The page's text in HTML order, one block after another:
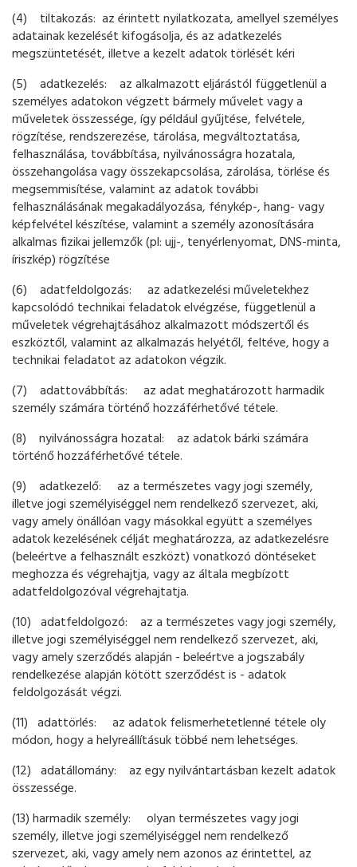
(4) tiltakozás: az érintett nyilatkozata, amellyel személyes
adatainak kezelését kifogásolja, és az adatkezelés
megszüntetését, illetve a kezelt adatok törlését kéri
(5) adatkezelés: az alkalmazott eljárástól függetlenül a
személyes adatokon végzett bármely művelet vagy a
műveletek összessége, így például gyűjtése, felvétele,
rögzítése, rendszerezése, tárolása, megváltoztatása,
felhasználása, továbbítása, nyilvánosságra hozatala,
összehangolása vagy összekapcsolása, zárolása, törlése és
megsemmisítése, valamint az adatok további
felhasználásának megakadályozása, fénykép-, hang- vagy
képfelvétel készítése, valamint a személy azonosítására
alkalmas fizikai jellemzők (pl: ujj-, tenyérlenyomat, DNS-minta,
íriszkép) rögzítése
(6) adatfeldolgozás: az adatkezelési műveletekhez
kapcsolódó technikai feladatok elvégzése, függetlenül a
műveletek végrehajtásához alkalmazott módszertől és
eszköztől, valamint az alkalmazás helyétől, feltéve, hogy a
technikai feladatot az adatokon végzik.
(7) adattovábbítás: az adat meghatározott harmadik
személy számára történő hozzáférhetővé tétele.
(8) nyilvánosságra hozatal: az adatok bárki számára
történő hozzáférhetővé tétele.
(9) adatkezelő: az a természetes vagy jogi személy,
illetve jogi személyiséggel nem rendelkező szervezet, aki,
vagy amely önállóan vagy másokkal együtt a személyes
adatok kezelésének célját meghatározza, az adatkezelésre
(beleértve a felhasznált eszközt) vonatkozó döntéseket
meghozza és végrehajtja, vagy az általa megbízott
adatfeldolgozóval végrehajtatja.
(10) adatfeldolgozó: az a természetes vagy jogi személy,
illetve jogi személyiséggel nem rendelkező szervezet, aki,
vagy amely szerződés alapján - beleértve a jogszabály
rendelkezése alapján kötött szerződést is - adatok
feldolgozását végzi.
(11) adattörlés: az adatok felismerhetetlenné tétele oly
módon, hogy a helyreállításuk többé nem lehetséges.
(12) adatállomány: az egy nyilvántartásban kezelt adatok
összessége.
(13) harmadik személy: olyan természetes vagy jogi
személy, illetve jogi személyiséggel nem rendelkező
szervezet, aki, vagy amely nem azonos az érintettel, az